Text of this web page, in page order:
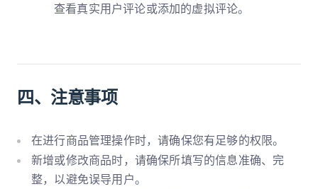
查看真实用户评论或添加的虚拟评论。
四、注意事项
在进行商品管理操作时，请确保您有足够的权限。
新增或修改商品时，请确保所填写的信息准确、完
整，以避免误导用户。